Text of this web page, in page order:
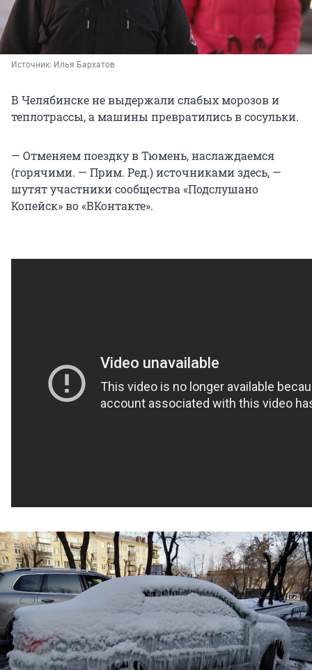
Источник: Илья Бархатов
В Челябинске не выдержали слабых морозов и
теплотрассы, а машины превратились в сосульки.
— Отменяем поездку в Тюмень, наслаждаемся
(горячими. — Прим. Ред.) источниками здесь, —
шутят участники сообщества «Подслушано
Копейск» во «ВКонтакте».